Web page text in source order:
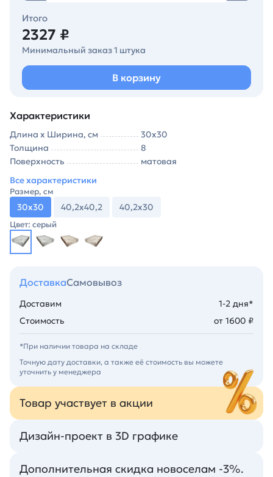
Итого
2327 ₽
Минимальный заказ 1 штука
В корзину
Характеристики
Длина х Ширина, см
30х30
Толщина
8
Поверхность
матовая
Все характеристики
Размер, см
30х30 40,2х40,2 40,2х30
Цвет: серый
ДоставкаСамовывоз
Доставим
1-2 дня*
Стоимость
от 1600 ₽
*При наличии товара на складе
Точную дату доставки, а также её стоимость вы можете
уточнить у менеджера
Товар участвует в акции
Дизайн-проект в 3D графике
Дополнительная скидка новоселам -3%.